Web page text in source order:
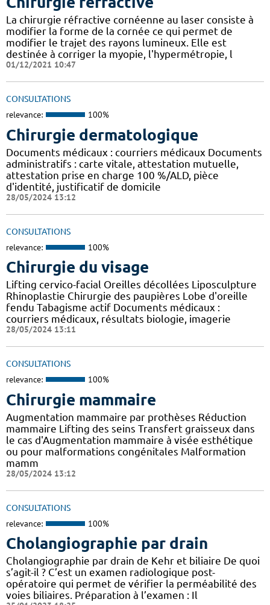
La chirurgie réfractive cornéenne au laser consiste à
modifier la forme de la cornée ce qui permet de
modifier le trajet des rayons lumineux. Elle est
destinée à corriger la myopie, l'hypermétropie, l
01/12/2021 10:47
CONSULTATIONS
relevance: 100%
Chirurgie dermatologique
Documents médicaux : courriers médicaux Documents
administratifs : carte vitale, attestation mutuelle,
attestation prise en charge 100 %/ALD, pièce
d'identité, justificatif de domicile
28/05/2024 13:12
CONSULTATIONS
relevance: 100%
Chirurgie du visage
Lifting cervico-facial Oreilles décollées Liposculpture
Rhinoplastie Chirurgie des paupières Lobe d'oreille
fendu Tabagisme actif Documents médicaux :
courriers médicaux, résultats biologie, imagerie
28/05/2024 13:11
CONSULTATIONS
relevance: 100%
Chirurgie mammaire
Augmentation mammaire par prothèses Réduction
mammaire Lifting des seins Transfert graisseux dans
le cas d'Augmentation mammaire à visée esthétique
ou pour malformations congénitales Malformation
mamm
28/05/2024 13:12
CONSULTATIONS
relevance: 100%
Cholangiographie par drain
Cholangiographie par drain de Kehr et biliaire De quoi
s’agit-il ? C’est un examen radiologique post-
opératoire qui permet de vérifier la perméabilité des
voies biliaires. Préparation à l’examen : Il